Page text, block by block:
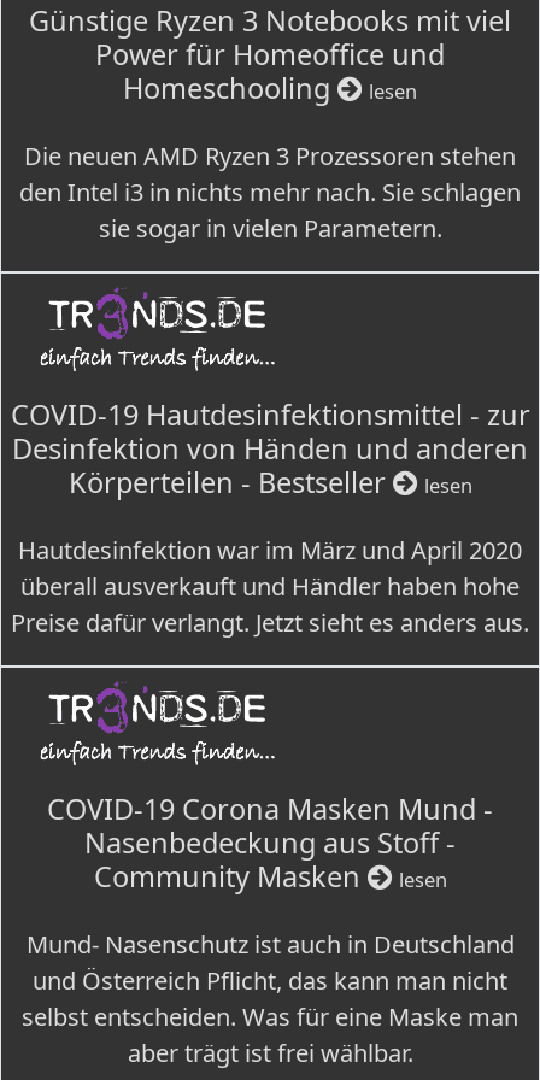
Günstige Ryzen 3 Notebooks mit viel
Power für Homeoffice und
Homeschooling
lesen
Die neuen AMD Ryzen 3 Prozessoren stehen
den Intel i3 in nichts mehr nach. Sie schlagen
sie sogar in vielen Parametern.
COVID-19 Hautdesinfektionsmittel - zur
Desinfektion von Händen und anderen
Körperteilen - Bestseller
lesen
Hautdesinfektion war im März und April 2020
überall ausverkauft und Händler haben hohe
Preise dafür verlangt. Jetzt sieht es anders aus.
COVID-19 Corona Masken Mund -
Nasenbedeckung aus Stoff -
Community Masken
lesen
Mund- Nasenschutz ist auch in Deutschland
und Österreich Pflicht, das kann man nicht
selbst entscheiden. Was für eine Maske man
aber trägt ist frei wählbar.